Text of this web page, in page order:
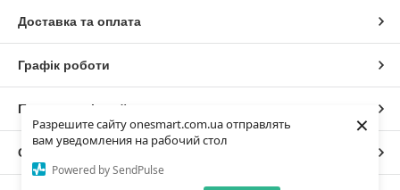
Разрешите сайту onesmart.com.ua отправлять
вам уведомления на рабочий стол
Powered by SendPulse
×
Доставка та оплата
Графік роботи
Повна версія сайту
Сайт створено на маркетплейсі